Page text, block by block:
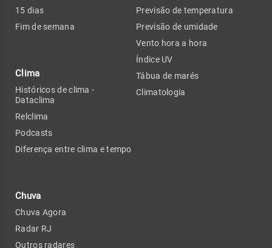
15 dias
Fim de semana
Clima
Históricos de clima -
Dataclima
Relclima
Podcasts
Diferença entre clima e tempo
Chuva
Chuva Agora
Radar RJ
Outros radares
Previsão de temperatura
Previsão de umidade
Vento hora a hora
Índice UV
Tábua de marés
Climatologia